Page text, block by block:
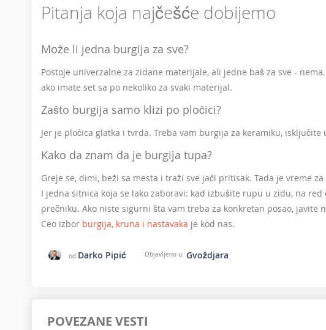
Pitanja koja najčešće dobijemo
Može li jedna burgija za sve?
Postoje univerzalne za zidane materijale, ali jedne baš za sve -
ako imate set sa po nekoliko za svaki materijal.
Zašto burgija samo klizi po pločici?
Jer je pločica glatka i tvrda. Treba vam burgija za keramiku,
Kako da znam da je burgija tupa?
Greje se, dimi, beži sa mesta i traži sve jači pritisak. Tada je vreme
I jedna sitnica koja se lako zaboravi: kad izbušite rupu u zidu, na red
prečniku. Ako niste sigurni šta vam treba za konkretan posao, javite
Ceo izbor burgija, kruna i nastavaka je kod nas.
od Darko Pipić Objavljeno u: Gvoždjara
POVEZANE VESTI